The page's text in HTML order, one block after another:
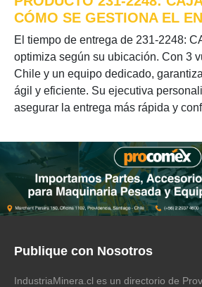
CÓMO SE GESTIONA EL
El tiempo de entrega de 231-2248:
optimiza según su ubicación. Con 3
Chile y un equipo dedicado,
ágil y eficiente. Su ejecutiva
asegurar la entrega más rápida y
Publique con Nosotros
IndustriaMinera.cl es un directorio de